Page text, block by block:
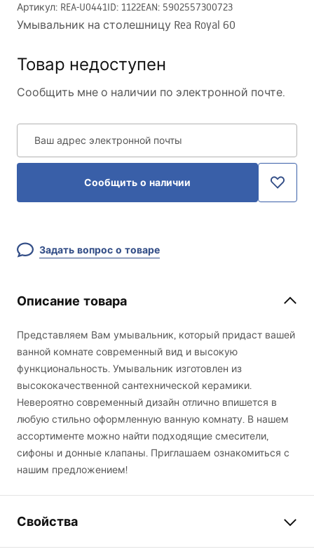
Артикул: REA-U0441ID: 1122EAN: 5902557300723
Умывальник на столешницу Rea Royal 60
Товар недоступен
Сообщить мне о наличии по электронной почте.
Ваш адрес электронной почты
Сообщить о наличии
Задать вопрос о товаре
Описание товара
Представляем Вам умывальник, который придаст вашей
ванной комнате современный вид и высокую
функциональность. Умывальник изготовлен из
высококачественной сантехнической керамики.
Невероятно современный дизайн отлично впишется в
любую стильно оформленную ванную комнату. В нашем
ассортименте можно найти подходящие смесители,
сифоны и донные клапаны. Приглашаем ознакомиться с
нашим предложением!
Свойства